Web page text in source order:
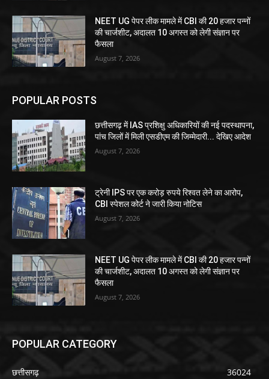
NEET UG पेपर लीक मामले में CBI की 20 हजार पन्नों
की चार्जशीट, अदालत 10 अगस्त को लेगी संज्ञान पर
फैसला
August 7, 2026
POPULAR POSTS
छत्तीसगढ़ में IAS प्रशिक्षु अधिकारियों की नई पदस्थापना,
पांच जिलों में मिली एसडीएम की जिम्मेदारी... देखिए आदेश
August 7, 2026
ट्रेनी IPS पर एक करोड़ रुपये रिश्वत लेने का आरोप,
CBI स्पेशल कोर्ट ने जारी किया नोटिस
August 7, 2026
NEET UG पेपर लीक मामले में CBI की 20 हजार पन्नों
की चार्जशीट, अदालत 10 अगस्त को लेगी संज्ञान पर
फैसला
August 7, 2026
POPULAR CATEGORY
छत्तीसगढ़
36024